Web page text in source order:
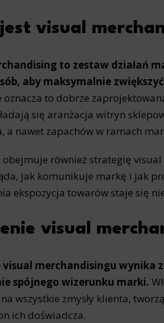
visual
to zestaw działań
aby maksymalnie
oznacza to dobrze
się aranżacja witryn
a nawet zapachów w ramach
również strategię
jak komunikuje markę i jak
ekspozycja towarów staje się
visual
visual merchandisingu wynika
spójnego wizerunku marki.
wszystkie zmysły klienta,
ich doświadcza.